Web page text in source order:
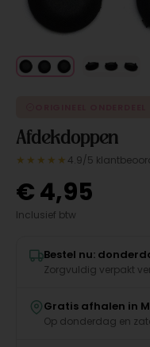
Afdekdoppen
★★★★★ 4.9/5
€4,95
Inclusief btw
Bestel nu:
Zorgvuldig verpakt
Gratis afhalen in
Op donderdag en